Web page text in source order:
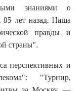
знаниями о
лет назад. Наша
правды и
страны".
перспективных и
"Турнир,